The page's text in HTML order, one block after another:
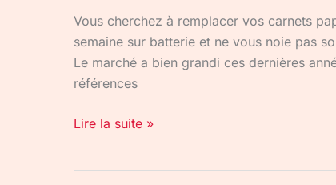
Vous cherchez à remplacer vos carnets
semaine sur batterie et ne vous noie pas
Le marché a bien grandi ces dernières
références
Lire la suite »